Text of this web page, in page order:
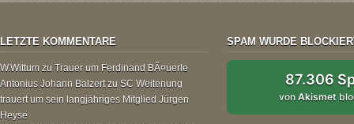
LETZTE KOMMENTARE
W.Wittum zu Trauer um Ferdinand BÃ¤uerle
Antonius Johann Balzertzu SC Weitenung
trauert um sein langjähriges Mitglied Jürgen
Heyse
SPAM WURDE
87.306
vonAkismet